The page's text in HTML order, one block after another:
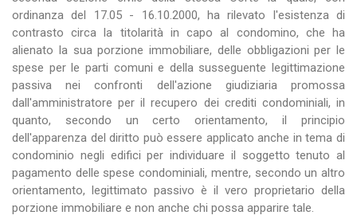
ordinanza del 17.05 - 16.10.2000, ha rilevato l'esistenza di
contrasto circa la titolarità in capo al condomino, che ha
alienato la sua porzione immobiliare, delle obbligazioni per le
spese per le parti comuni e della susseguente legittimazione
passiva nei confronti dell'azione giudiziaria promossa
dall'amministratore per il recupero dei crediti condominiali, in
quanto, secondo un certo orientamento, il principio
dell'apparenza del diritto può essere applicato anche in tema di
condominio negli edifici per individuare il soggetto tenuto al
pagamento delle spese condominiali, mentre, secondo un altro
orientamento, legittimato passivo è il vero proprietario della
porzione immobiliare e non anche chi possa apparire tale.